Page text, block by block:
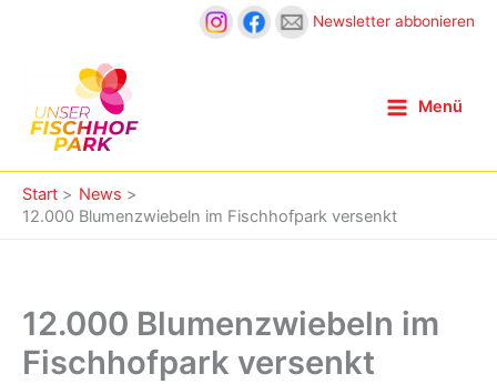
Newsletter abbonieren
Menü
Start
News
12.000 Blumenzwiebeln im Fischhofpark versenkt
12.000 Blumenzwiebeln im
Fischhofpark versenkt